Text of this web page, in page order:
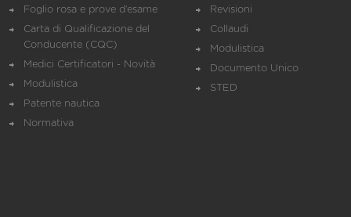
Foglio rosa e prove d’esame
Carta di Qualificazione del
Conducente (CQC)
Medici Certificatori - Novità
Modulistica
Patente nautica
Normativa
Revisioni
Collaudi
Modulistica
Documento Unico
STED